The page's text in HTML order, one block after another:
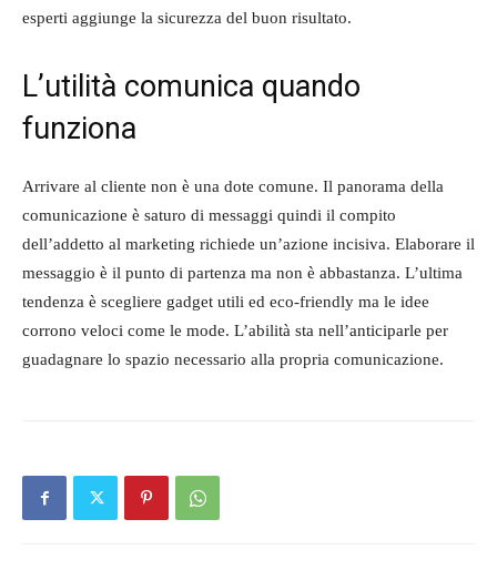
esperti aggiunge la sicurezza del buon risultato.
L’utilità comunica quando
funziona
Arrivare al cliente non è una dote comune. Il panorama della
comunicazione è saturo di messaggi quindi il compito
dell’addetto al marketing richiede un’azione incisiva. Elaborare il
messaggio è il punto di partenza ma non è abbastanza. L’ultima
tendenza è scegliere gadget utili ed eco-friendly ma le idee
corrono veloci come le mode. L’abilità sta nell’anticiparle per
guadagnare lo spazio necessario alla propria comunicazione.